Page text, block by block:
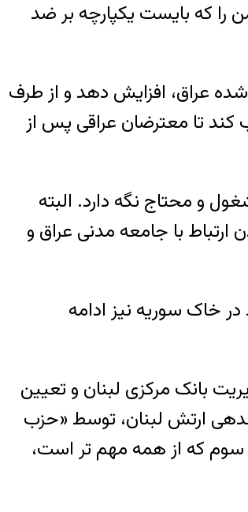
را که بایست یکپارچه بر ضد
عراق، افزایش دهد و از طرف
کند تا معترضان عراقی پس از
و محتاج نگه دارد. البته
ارتباط با جامعه مدنی عراق و
خاک سوریه نیز ادامه
بانک مرکزی لبنان و تعیین
ارتش لبنان، توسط «حزب
سوم که از همه مهم تر است،